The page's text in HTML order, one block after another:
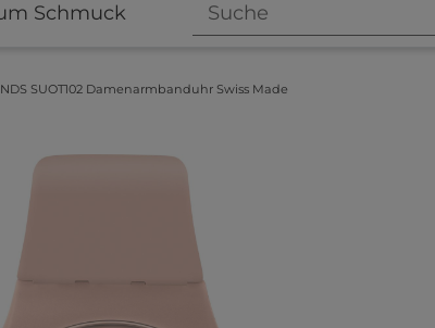
Schmuck
SUOT102 Damenarmbanduhr Swiss Made